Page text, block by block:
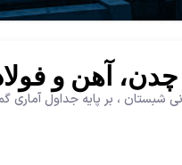
شبستان ، بر پایه جداول